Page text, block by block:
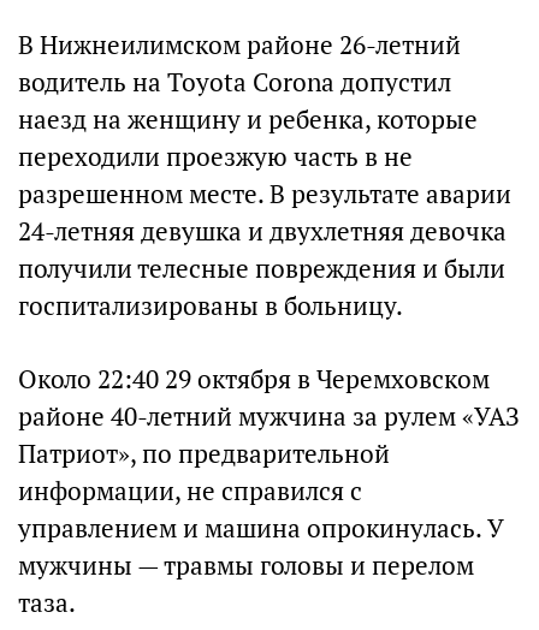
В Нижнеилимском районе 26-летний
водитель на Toyota Corona допустил
наезд на женщину и ребенка, которые
переходили проезжую часть в не
разрешенном месте. В результате аварии
24-летняя девушка и двухлетняя девочка
получили телесные повреждения и были
госпитализированы в больницу.
Около 22:40 29 октября в Черемховском
районе 40-летний мужчина за рулем «УАЗ
Патриот», по предварительной
информации, не справился с
управлением и машина опрокинулась. У
мужчины — травмы головы и перелом
таза.